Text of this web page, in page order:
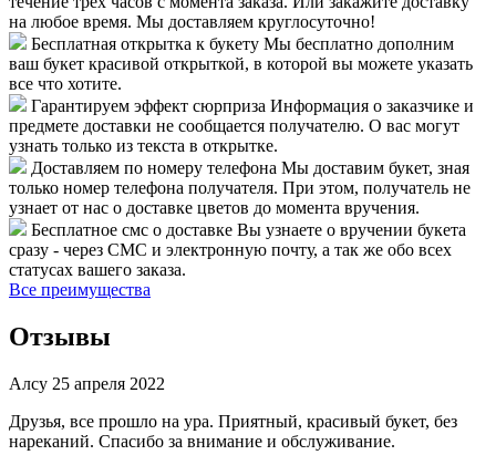
на любое время. Мы доставляем круглосуточно!
Бесплатная открытка к букету Мы бесплатно дополним
ваш букет красивой открыткой, в которой вы можете указать
все что хотите.
Гарантируем эффект сюрприза Информация о заказчике и
предмете доставки не сообщается получателю. О вас могут
узнать только из текста в открытке.
Доставляем по номеру телефона Мы доставим букет, зная
только номер телефона получателя. При этом, получатель не
узнает от нас о доставке цветов до момента вручения.
Бесплатное смс о доставке Вы узнаете о вручении букета
сразу - через СМС и электронную почту, а так же обо всех
статусах вашего заказа.
Все преимущества
Отзывы
Алсу 25 апреля 2022
Друзья, все прошло на ура. Приятный, красивый букет, без
нареканий. Спасибо за внимание и обслуживание.